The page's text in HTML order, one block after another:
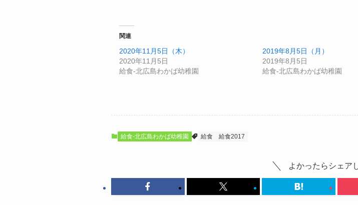
関連
2020年11月5日（木）
2020年11月5日
給食-北広島わかば幼稚園
2019年8月5日（月）
2019年8月5日
給食-北広島わかば幼稚園
給食-北広島わかば幼稚園 給食 給食2017
よかったらシェア